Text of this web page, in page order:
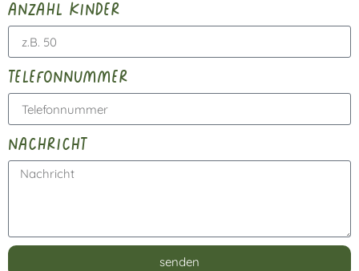
anzahl kinder
telefonnummer
nachricht
senden